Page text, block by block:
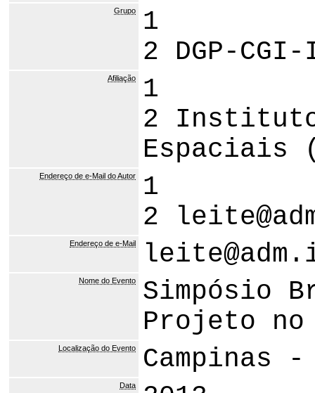
Grupo
1
2 DGP-CGI-
Afiliação
1
2 Instituto
Espaciais
Endereço de e-Mail do Autor
1
2
Endereço de e-Mail
Nome do Evento
Simpósio
Projeto no
Localização do Evento Campinas
Data